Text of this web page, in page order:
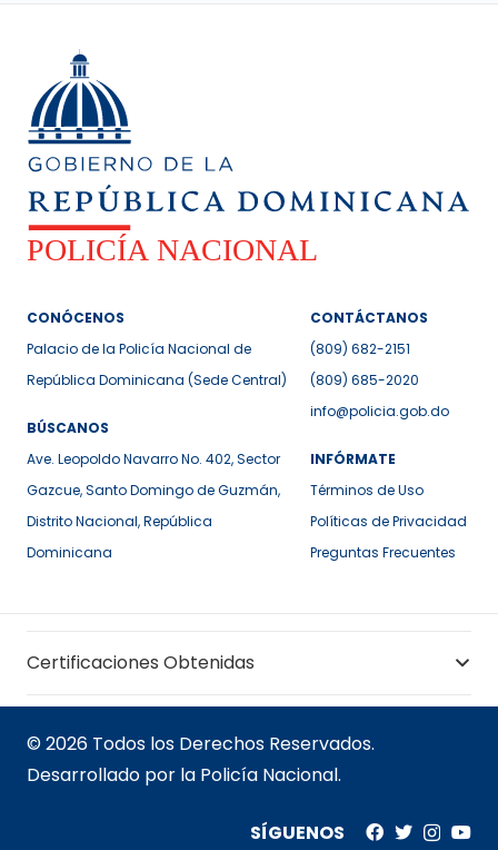
CONÓCENOS
Palacio de la Policía Nacional de
República Dominicana (Sede Central)
BÚSCANOS
Ave. Leopoldo Navarro No. 402, Sector
Gazcue, Santo Domingo de Guzmán,
Distrito Nacional, República
Dominicana
CONTÁCTANOS
(809) 682-2151
(809) 685-2020
info@policia.gob.do
INFÓRMATE
Términos de Uso
Políticas de Privacidad
Preguntas Frecuentes
Certificaciones Obtenidas
© 2026 Todos los Derechos Reservados.
Desarrollado por la Policía Nacional.
SÍGUENOS